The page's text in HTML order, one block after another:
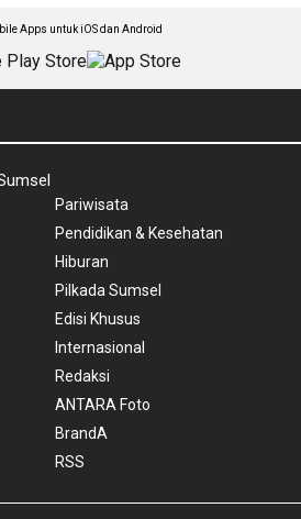
Apps untuk iOS dan Android
Pariwisata
Pendidikan & Kesehatan
Hiburan
Pilkada Sumsel
Edisi Khusus
Internasional
Redaksi
ANTARA Foto
BrandA
RSS